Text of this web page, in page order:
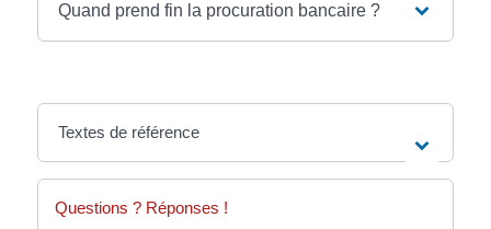
Quand prend fin la procuration bancaire ?
Textes de référence
Questions ? Réponses !